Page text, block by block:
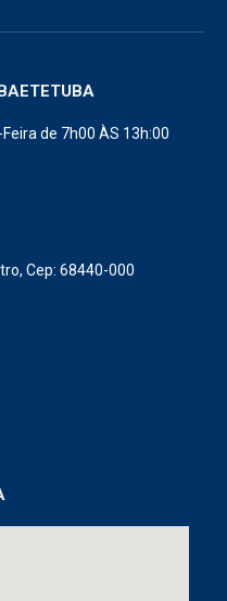
de 7h00 ÀS 13h:00
Cep: 68440-000